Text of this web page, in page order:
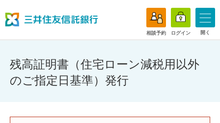
相談予約 ログイン 開く
残高証明書（住宅ローン減税用以外
のご指定日基準）発行